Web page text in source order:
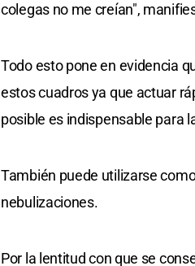
colegas no me creían",
Todo esto pone en evidencia
estos cuadros ya que actuar
posible es indispensable para
También puede utilizarse
nebulizaciones.
Por la lentitud con que se